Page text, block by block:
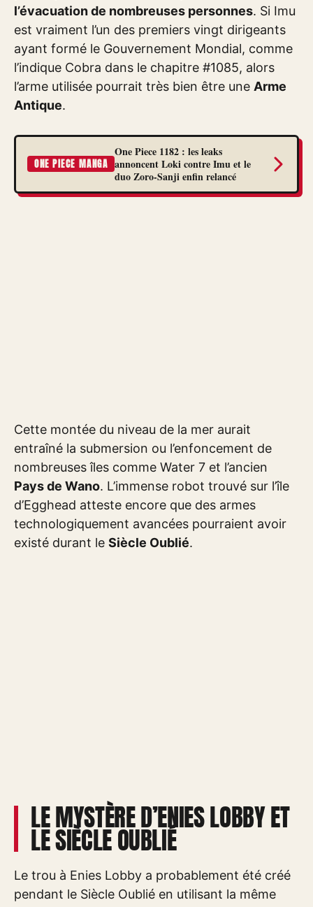
l’évacuation de nombreuses personnes. Si Imu
est vraiment l’un des premiers vingt dirigeants
ayant formé le Gouvernement Mondial, comme
l’indique Cobra dans le chapitre #1085, alors
l’arme utilisée pourrait très bien être une Arme
Antique.
ONE PIECE MANGA
One Piece 1182 : les leaks
annoncent Loki contre Imu et le
duo Zoro-Sanji enfin relancé
Cette montée du niveau de la mer aurait
entraîné la submersion ou l’enfoncement de
nombreuses îles comme Water 7 et l’ancien
Pays de Wano. L’immense robot trouvé sur l’île
d’Egghead atteste encore que des armes
technologiquement avancées pourraient avoir
existé durant le Siècle Oublié.
LE MYSTÈRE D’ENIES LOBBY ET
LE SIÈCLE OUBLIÉ
Le trou à Enies Lobby a probablement été créé
pendant le Siècle Oublié en utilisant la même